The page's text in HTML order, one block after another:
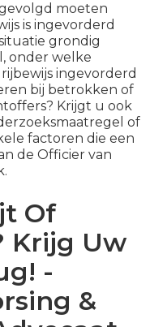
moeten
is ingevorderd
grondig
onder welke
ingevorderd
bij betrokken of
Krijgt u ook
of
factoren die een
de Officier van
Of
Krijg Uw
-
&